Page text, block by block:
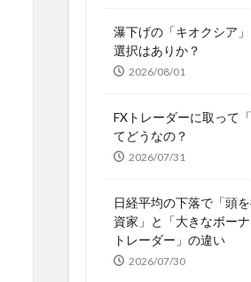
瀑下げの「キオクシア
選択はありか？
2026/08/01
FXトレーダーに取って
てどうなの？
2026/07/31
日経平均の下落で「頭
資家」と「大きなボー
トレーダー」の違い
2026/07/30